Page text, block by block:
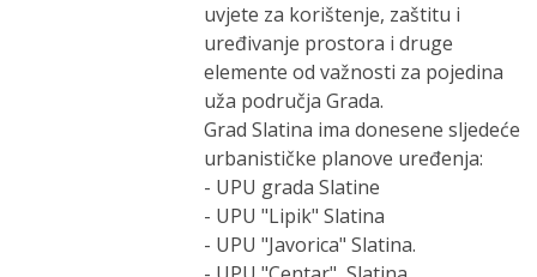
uvjete za korištenje, zaštitu i
uređivanje prostora i druge
elemente od važnosti za pojedina
uža područja Grada.
Grad Slatina ima donesene sljedeće
urbanističke planove uređenja:
- UPU grada Slatine
- UPU "Lipik" Slatina
- UPU "Javorica" Slatina.